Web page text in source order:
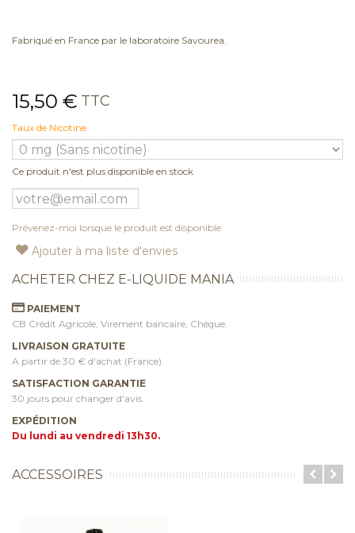
Fabriqué en France par le laboratoire Savourea.
15,50 € TTC
Taux de Nicotine
Ce produit n'est plus disponible en stock
Prévenez-moi lorsque le produit est disponible
Ajouter à ma liste d'envies
ACHETER CHEZ E-LIQUIDE MANIA
PAIEMENT
CB Crédit Agricole, Virement bancaire, Chèque.
LIVRAISON GRATUITE
A partir de 30 € d'achat (France).
SATISFACTION GARANTIE
30 jours pour changer d'avis.
EXPÉDITION
Du lundi au vendredi 13h30.
ACCESSOIRES